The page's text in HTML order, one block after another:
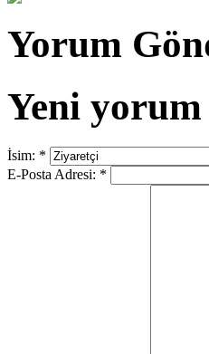
Yorum
Yeni
İsim: *
E-Posta Adresi: *